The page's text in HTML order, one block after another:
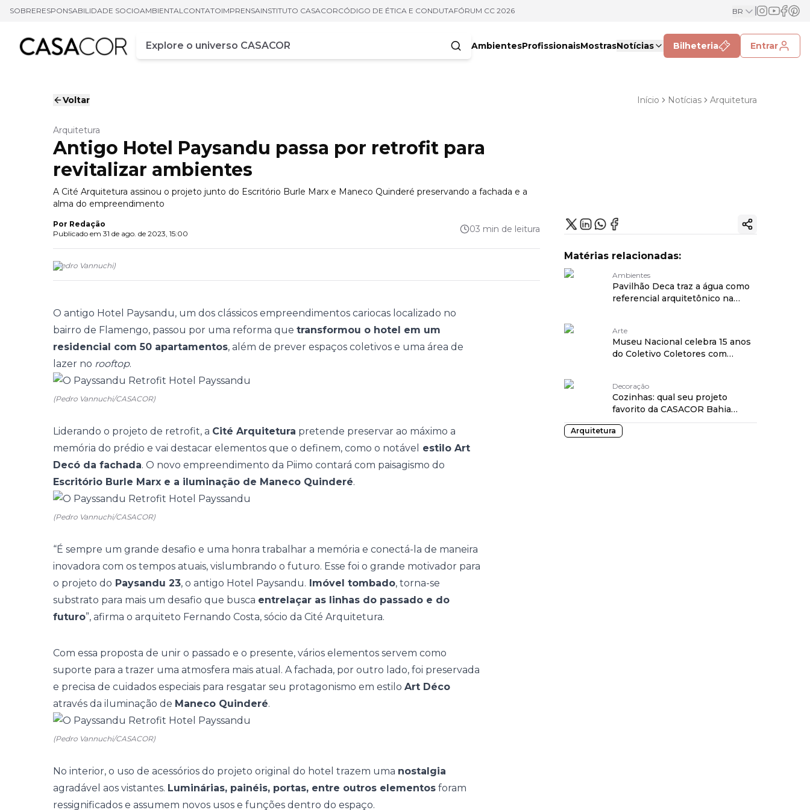
SOBRERESPONSABILIDADE SOCIOAMBIENTALCONTATOIMPRENSAINSTITUTO CASACORCÓDIGO DE ÉTICA E CONDUTAFÓRUM CC 2026 BR
Campo de busca
Digite pelo menos três caracteres
AmbientesProfissionaisMostrasNotícias Bilheteria Entrar
Voltar Início Notícias Arquitetura
Arquitetura
Antigo Hotel Paysandu passa por retrofit para
revitalizar ambientes
A Cité Arquitetura assinou o projeto junto do Escritório Burle Marx e Maneco Quinderé preservando a fachada e a
alma do empreendimento
Por Redação
Publicado em 31 de ago. de 2023, 15:00 03 min de leitura
(Pedro Vannuchi)
O antigo Hotel Paysandu, um dos clássicos empreendimentos cariocas localizado no
bairro de Flamengo, passou por uma reforma que transformou o hotel em um
residencial com 50 apartamentos, além de prever espaços coletivos e uma área de
lazer no rooftop.
(Pedro Vannuchi/CASACOR)
Liderando o projeto de retrofit, a Cité Arquitetura pretende preservar ao máximo a
memória do prédio e vai destacar elementos que o definem, como o notável
estilo Art
Decó da fachada. O novo empreendimento da Piimo contará com paisagismo do
Escritório Burle Marx e a iluminação de Maneco Quinderé.
(Pedro Vannuchi/CASACOR)
“É sempre um grande desafio e uma honra trabalhar a memória e conectá-la de maneira
inovadora com os tempos atuais, vislumbrando o futuro. Esse foi o grande motivador para
o projeto do Paysandu 23, o antigo Hotel Paysandu. Imóvel tombado, torna-se
substrato para mais um desafio que busca entrelaçar as linhas do passado e do
futuro”, afirma o arquiteto Fernando Costa, sócio da Cité Arquitetura.
Com essa proposta de unir o passado e o presente, vários elementos servem como
suporte para a trazer uma atmosfera mais atual. A fachada, por outro lado, foi preservada
e precisa de cuidados especiais para resgatar seu protagonismo em estilo Art Déco
através da iluminação de Maneco Quinderé.
(Pedro Vannuchi/CASACOR)
No interior, o uso de acessórios do projeto original do hotel trazem uma nostalgia
agradável aos vistantes. Luminárias, painéis, portas, entre outros elementos foram
ressignificados e assumem novos usos e funções dentro do espaço.
Copiar link
Matérias relacionadas:
Ambientes
Pavilhão Deca traz a água como
referencial arquitetônico na
Arte
Museu Nacional celebra 15 anos
do Coletivo Coletores com
Decoração
Cozinhas: qual seu projeto
favorito da CASACOR Bahia
2023? Vote!
Arquitetura